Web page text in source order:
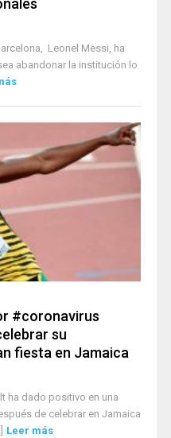
Leonel Messi, ha
abandonar la institución lo
#coronavirus
su
fiesta en Jamaica
ha dado positivo en una
de celebrar en Jamaica
Leer más